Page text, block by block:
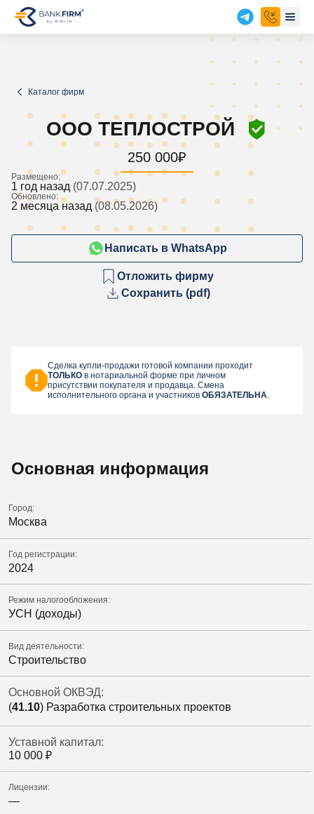
Каталог фирм
ООО ТЕПЛОСТРОЙ
250 000₽
Размещено:
1 год назад (07.07.2025)
Обновлено:
2 месяца назад (08.05.2026)
Написать в WhatsApp
Отложить фирму
Сохранить (pdf)
Сделка купли-продажи готовой компании проходит
ТОЛЬКО в нотариальной форме при личном
присутствии покупателя и продавца. Смена
исполнительного органа и участников ОБЯЗАТЕЛЬНА.
Основная информация
Город:
Москва
Год регистрации:
2024
Режим налогообложения:
УСН (доходы)
Вид деятельности:
Строительство
Основной ОКВЭД:
(41.10) Разработка строительных проектов
Уставной капитал:
10 000 ₽
Лицензии:
—